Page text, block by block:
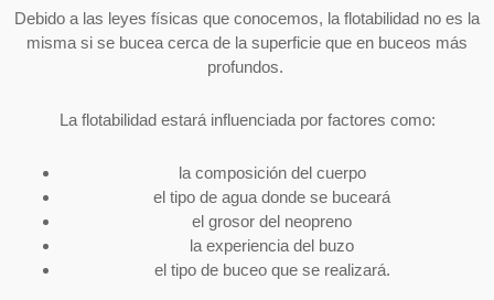
Debido a las leyes físicas que conocemos, la flotabilidad no es la
misma si se bucea cerca de la superficie que en buceos más
profundos.
La flotabilidad estará influenciada por factores como:
la composición del cuerpo
el tipo de agua donde se buceará
el grosor del neopreno
la experiencia del buzo
el tipo de buceo que se realizará.